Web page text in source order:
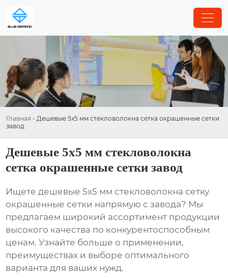
Главная - Дешевые 5x5 мм стекловолокна сетка окрашенные сетки
завод
Дешевые 5x5 мм стекловолокна
сетка окрашенные сетки завод
Ищетедешевые 5x5 мм стекловолокна сетку
окрашенные сетки напрямую с завода? Мы
предлагаем широкий ассортимент продукции
высокого качества по конкурентоспособным
ценам. Узнайте больше о применении,
преимуществах и выборе оптимального
варианта для ваших нужд.